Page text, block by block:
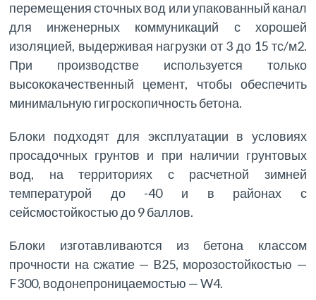
перемещения сточных вод или упакованный канал
для инженерных коммуникаций с хорошей
изоляцией, выдерживая нагрузки от 3 до 15 тс/м2.
При производстве используется только
высококачественный цемент, чтобы обеспечить
минимальную гигроскопичность бетона.
Блоки подходят для эксплуатации в условиях
просадочных грунтов и при наличии грунтовых
вод, на территориях с расчетной зимней
температурой до -40 и в районах с
сейсмостойкостью до 9 баллов.
Блоки изготавливаются из бетона классом
прочности на сжатие — B25, морозостойкостью —
F300, водонепроницаемостью — W4.